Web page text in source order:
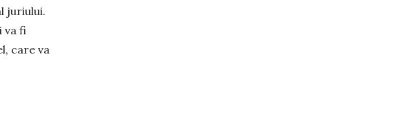
juriu­lui.
va fi
care va